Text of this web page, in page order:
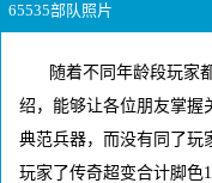
65535部队照片
随着不同年龄段玩家
绍，能够让各位朋友掌握
典范兵器，而没有同了
玩家了传奇超变合计脚色